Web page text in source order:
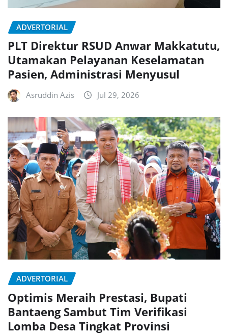
ADVERTORIAL
PLT Direktur RSUD Anwar Makkatutu,
Utamakan Pelayanan Keselamatan
Pasien, Administrasi Menyusul
Asruddin Azis Jul 29, 2026
ADVERTORIAL
Optimis Meraih Prestasi, Bupati
Bantaeng Sambut Tim Verifikasi
Lomba Desa Tingkat Provinsi